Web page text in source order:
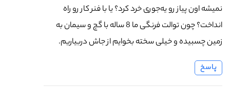
نمیشه اون پیاز رو یه‌جوری خرد کرد؟ یا با فنر کار رو راه
انداخت؟ چون توالت فرنگی ما 8 ساله با گچ و سیمان به
زمین چسبیده و خیلی سخته بخوایم از جاش دربیاریم.
پاسخ